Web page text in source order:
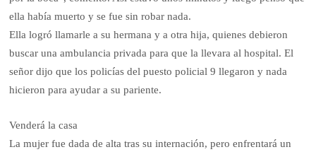
ella había muerto y se fue sin robar nada.
Ella logró llamarle a su hermana y a otra hija, quienes debieron
buscar una ambulancia privada para que la llevara al hospital. El
señor dijo que los policías del puesto policial 9 llegaron y nada
hicieron para ayudar a su pariente.
Venderá la casa
La mujer fue dada de alta tras su internación, pero enfrentará un